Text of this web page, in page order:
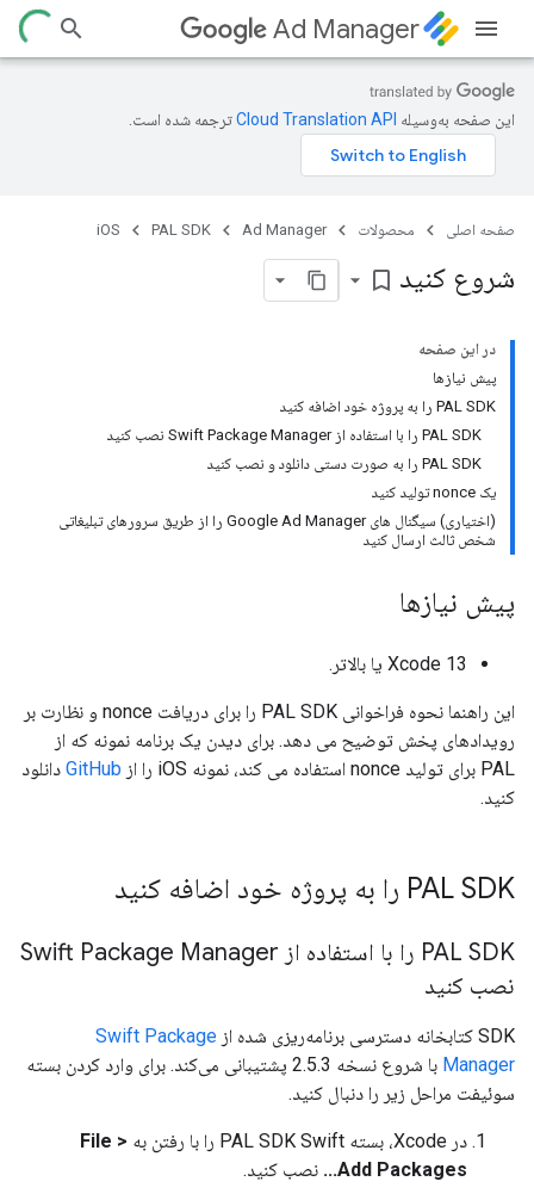
Ad Manager
این صفحه به‌وسیله ترجمه شده است.
صفحه اصلی محصولات Ad Manager
PAL SDK
iOS
شروع کنید bookmark_border
در این صفحه
پیش نیازها
PAL SDK را به پروژه خود اضافه کنید
PAL SDK را با استفاده از Swift Package Manager نصب کنید
PAL SDK را به صورت دستی دانلود و نصب کنید
یک nonce تولید کنید
(اختیاری) سیگنال های Google Ad Manager را از طریق سرورهای تبلیغاتی
شخص ثالث ارسال کنید
پیش نیازها
Xcode 13 یا بالاتر.
این راهنما نحوه فراخوانی PAL SDK را برای دریافت nonce و نظارت بر
رویدادهای پخش توضیح می دهد. برای دیدن یک برنامه نمونه که از
PAL برای تولید nonce استفاده می کند، نمونه iOS را از
GitHub دانلود
کنید.
PAL SDK را به پروژه خود اضافه کنید
PAL SDK را با استفاده از Swift Package Manager
نصب کنید
SDK کتابخانه دسترسی برنامه‌ریزی شده از
Swift Package
Manager
با شروع نسخه 2.5.3 پشتیبانی می‌کند. برای وارد کردن بسته
سوئیفت مراحل زیر را دنبال کنید.
در Xcode، بسته PAL SDK Swift را با رفتن به
File >
Add Packages...
نصب کنید.